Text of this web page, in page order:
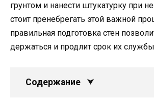
грунтом и нанести штукатурку при
стоит пренебрегать этой важной
правильная подготовка стен
держаться и продлит срок их
Содержание